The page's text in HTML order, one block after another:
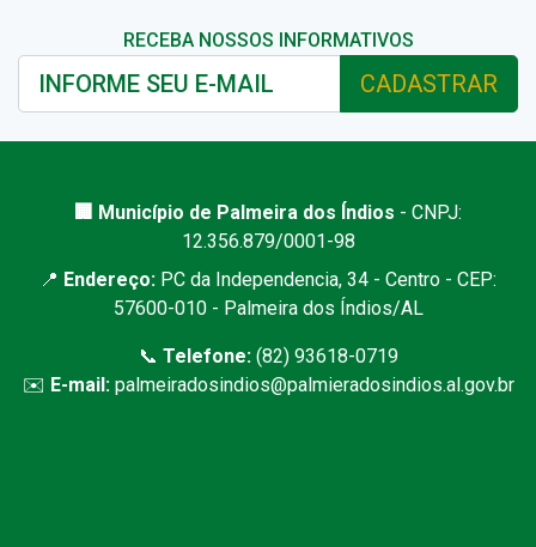
RECEBA NOSSOS INFORMATIVOS
CADASTRAR
🏢 Município de Palmeira dos Índios - CNPJ:
12.356.879/0001-98
📍 Endereço: PC da Independencia, 34 - Centro - CEP:
57600-010 - Palmeira dos Índios/AL
📞 Telefone:(82) 93618-0719
✉️ E-mail: palmeiradosindios@palmieradosindios.al.gov.br